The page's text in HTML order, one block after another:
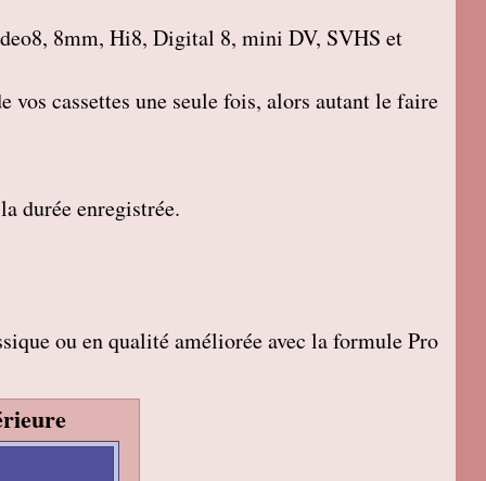
8mm, Hi8, Digital 8, mini DV, SVHS et
cassettes une seule fois, alors autant le faire
durée enregistrée.
ou en qualité améliorée avec la formule Pro